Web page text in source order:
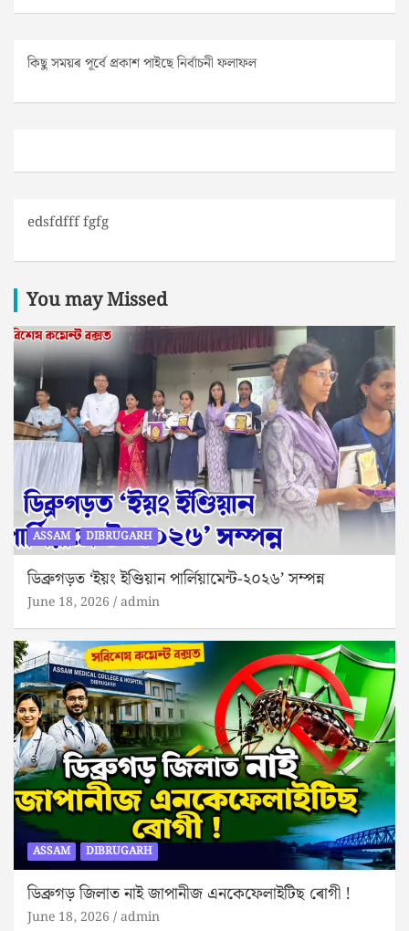
কিছু সময়ৰ পূৰ্বে প্ৰকাশ পাইছে নিৰ্বাচনী ফলাফল
edsfdfff fgfg
You may Missed
ASSAM DIBRUGARH
ডিব্ৰুগড়ত ‘ইয়ং ইণ্ডিয়ান পাৰ্লিয়ামেন্ট-২০২৬’ সম্পন্ন
June 18, 2026 admin
ASSAM DIBRUGARH
ডিব্ৰুগড় জিলাত নাই জাপানীজ এনকেফেলাইটিছ ৰোগী !
June 18, 2026 admin